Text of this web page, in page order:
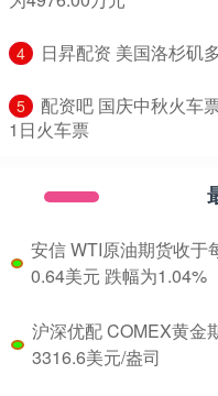
4 日昇配资 美国洛杉矶
5
配资吧 国庆中秋火车
1日火车票
安信 WTI原油期货收于
0.64美元 跌幅为1.04%
沪深优配 COMEX黄金
3316.6美元/盎司